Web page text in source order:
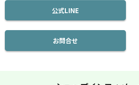
公式LINE
お問合せ